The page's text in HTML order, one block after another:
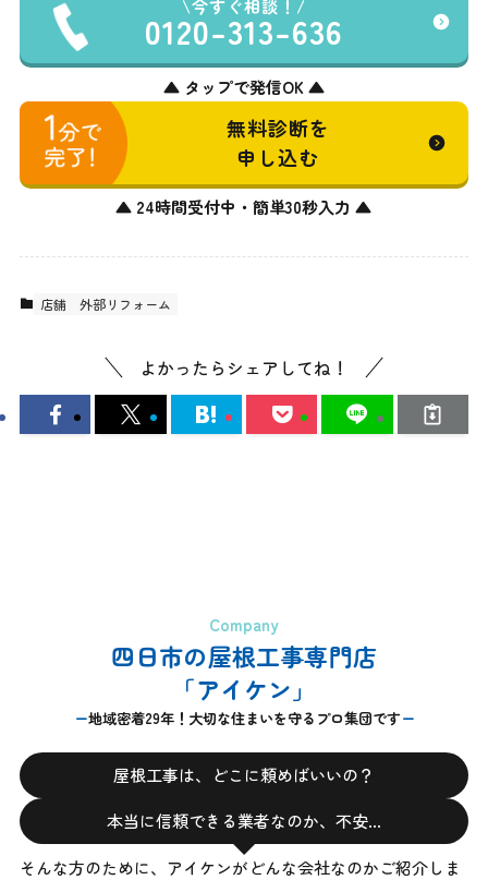
今すぐ相談！
0120-313-636
▲ タップで発信OK ▲
無料診断を
申し込む
▲ 24時間受付中・簡単30秒入力 ▲
店舗 外部リフォーム
よかったらシェアしてね！
Company
四日市の屋根工事専門店
「アイケン」
地域密着29年！大切な住まいを守るプロ集団です
屋根工事は、どこに頼めばいいの？
本当に信頼できる業者なのか、不安…
そんな方のために、アイケンがどんな会社なのかご紹介しま